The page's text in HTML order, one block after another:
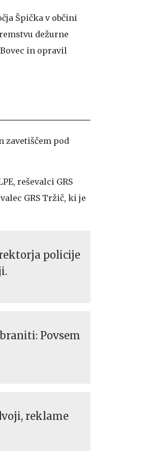
Špička v občini
dežurne
Bovec in opravil
zavetiščem pod
reševalci GRS
GRS Tržič, ki je
policije
Povsem
reklame